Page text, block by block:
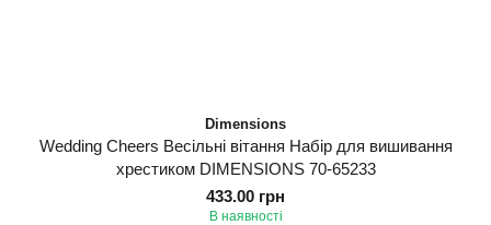
Dimensions
Wedding Cheers Весільні вітання Набір для вишивання
хрестиком DIMENSIONS 70-65233
433.00 грн
В наявності